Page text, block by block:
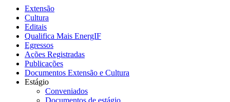
Extensão
Cultura
Editais
Qualifica Mais EnergIF
Egressos
Ações Registradas
Publicações
Documentos Extensão e Cultura
Estágio
Conveniados
Documentos de estágio